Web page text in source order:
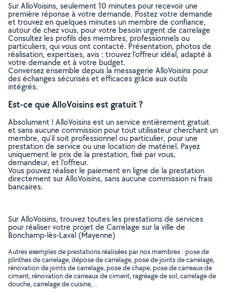
Sur AlloVoisins, seulement 10 minutes pour recevoir une
première réponse à votre demande. Postez votre demande
et trouvez en quelques minutes un membre de confiance,
autour de chez vous, pour votre besoin urgent de carrelage
Consultez les profils des membres, professionnels ou
particuliers, qui vous ont contacté. Présentation, photos de
réalisation, expertises, avis : trouvez l'offreur idéal, adapté à
votre demande et à votre budget.
Conversez ensemble depuis la messagerie AlloVoisins pour
des échanges sécurisés et efficaces grâce aux outils
intégrés.
Est-ce que AlloVoisins est gratuit ?
Absolument ! AlloVoisins est un service entièrement gratuit
et sans aucune commission pour tout utilisateur cherchant un
membre, qu’il soit professionnel ou particulier, pour une
prestation de service ou une location de matériel. Payez
uniquement le prix de la prestation, fixé par vous,
demandeur, et l’offreur.
Vous pouvez réaliser le paiement en ligne de la prestation
directement sur AlloVoisins, sans aucune commission ni frais
bancaires.
Sur AlloVoisins, trouvez toutes les prestations de services
pour réaliser votre projet de Carrelage sur la ville de
Bonchamp-lès-Laval (Mayenne)
Autres exemples de prestations réalisées par nos membres : pose de
plinthes de carrelage, dépose de carrelage, pose de joints de carrelage,
rénovation de joints de carrelage, pose de chape, pose de carreaux de
ciment, rénovation de carreaux de ciment, ragréage de sol, carrelage de
douche, carrelage de cuisine, ..